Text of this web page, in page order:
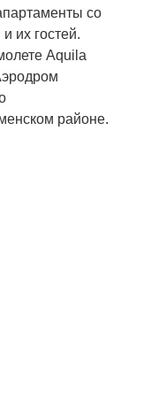
со
их гостей.
Aquila
районе.